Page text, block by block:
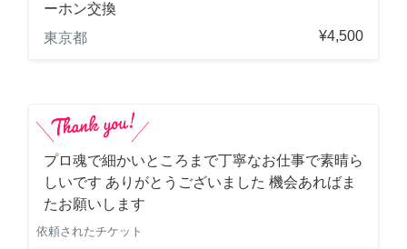
ーホン交換
東京都
¥4,500
プロ魂で細かいところまで丁寧なお仕事で素晴ら
しいです ありがとうございました 機会あればま
たお願いします
依頼されたチケット